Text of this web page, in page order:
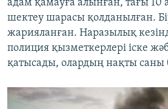
адам қамауға алынған, тағы 10
шектеу шарасы қолданылған.
жарияланған. Наразылық
полиция қызметкерлері іске
қатысады, олардың нақты саны